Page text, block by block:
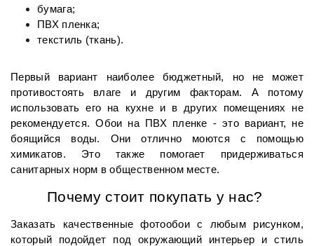
бумага;
ПВХ пленка;
текстиль (ткань).
Первый вариант наиболее бюджетный, но не может
противостоять влаге и другим факторам. А потому
использовать его на кухне и в других помещениях не
рекомендуется. Обои на ПВХ пленке - это вариант, не
боящийся воды. Они отлично моются с помощью
химикатов. Это также помогает придерживаться
санитарных норм в общественном месте.
Почему стоит покупать у нас?
Заказать качественные фотообои с любым рисунком,
который подойдет под окружающий интерьер и стиль